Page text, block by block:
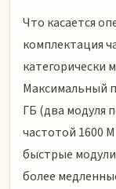
Что касается
комплектация
категорически
Максимальный
ГБ (два модуля
частотой 1600
быстрые
более